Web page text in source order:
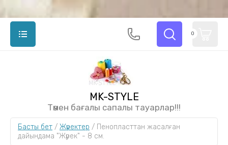
MK-STYLE
Төмен бағалы сапалы тауарлар!!!
0
Басты бет / Жүректер / Пенопласттан жасалған
дайындама "Жүрек" - 8 см.